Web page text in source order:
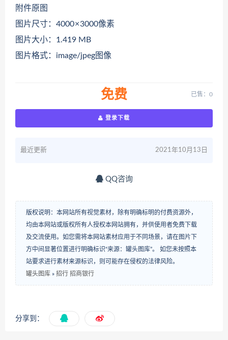
附件原图
图片尺寸：4000 × 3000像素
图片大小：1.419 MB
图片格式：image/jpeg图像
免费 已售：0
登录下载
最近更新 2021年10月13日
QQ咨询
版权说明：本网站所有视觉素材，除有明确标明的付费资源外，
均由本网站或版权所有人授权本网站拥有，并供使用者免费下载
及交流使用。如您需将本网站素材应用于不同场景，请在图片下
方中间显著位置进行明确标识“来源：罐头图库”。 如您未按照本
站要求进行素材来源标识，则可能存在侵权的法律风险。
罐头图库 » 招行 招商银行
分享到：